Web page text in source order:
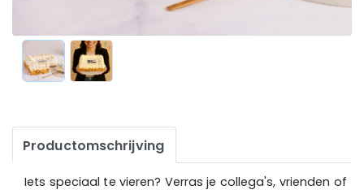
Productomschrijving
Iets speciaal te vieren? Verras je collega's, vrienden of